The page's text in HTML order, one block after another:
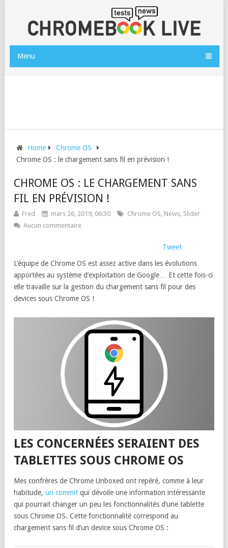
Menu
Home
Chrome OS
Chrome OS : le chargement sans fil en prévision !
CHROME OS : LE CHARGEMENT SANS
FIL EN PRÉVISION !
Fred mars 26, 2019, 06:30 Chrome OS, News, Slider
Aucun commentaire
Tweet
L’équipe de Chrome OS est assez active dans les évolutions
apportées au système d’exploitation de Google… Et cette fois-ci
elle travaille sur la gestion du chargement sans fil pour des
devices sous Chrome OS !
LES CONCERNÉES SERAIENT DES
TABLETTES SOUS CHROME OS
Mes confrères de Chrome Unboxed ont repéré, comme à leur
habitude, un commit qui dévoile une information intéressante
qui pourrait changer un peu les fonctionnalités d’une tablette
sous Chrome OS. Cette fonctionnalité correspond au
chargement sans fil d’un device sous Chrome OS :